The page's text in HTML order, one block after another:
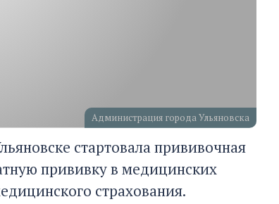
Администрация города Ульяновска
стартовала прививочная
прививку в медицинских
страхования.